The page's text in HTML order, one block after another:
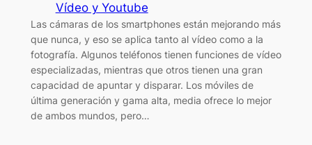
Vídeo y Youtube
Las cámaras de los smartphones están mejorando más
que nunca, y eso se aplica tanto al vídeo como a la
fotografía. Algunos teléfonos tienen funciones de vídeo
especializadas, mientras que otros tienen una gran
capacidad de apuntar y disparar. Los móviles de
última generación y gama alta, media ofrece lo mejor
de ambos mundos, pero…